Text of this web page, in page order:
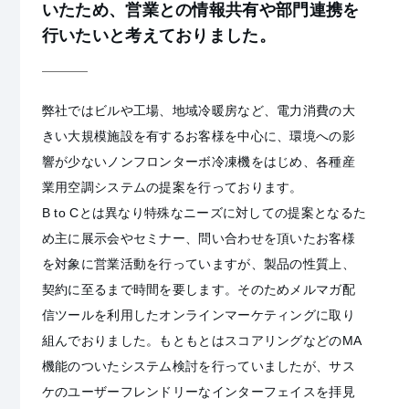
いたため、営業との情報共有や部門連携を
行いたいと考えておりました。
弊社ではビルや工場、地域冷暖房など、電力消費の大
きい大規模施設を有するお客様を中心に、環境への影
響が少ないノンフロンターボ冷凍機をはじめ、各種産
業用空調システムの提案を行っております。
B to Cとは異なり特殊なニーズに対しての提案となるた
め主に展示会やセミナー、問い合わせを頂いたお客様
を対象に営業活動を行っていますが、製品の性質上、
契約に至るまで時間を要します。そのためメルマガ配
信ツールを利用したオンラインマーケティングに取り
組んでおりました。もともとはスコアリングなどのMA
機能のついたシステム検討を行っていましたが、サス
ケのユーザーフレンドリーなインターフェイスを拝見